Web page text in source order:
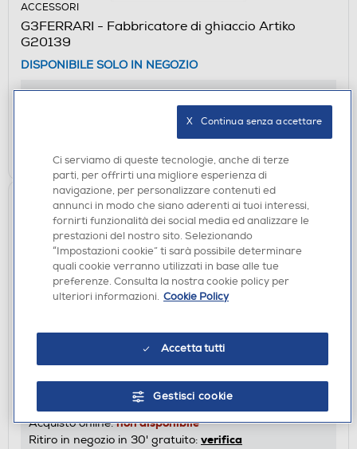
ACCESSORI
G3FERRARI - Fabbricatore di ghiaccio Artiko
G20139
DISPONIBILE SOLO IN NEGOZIO
non disponibile
ACCESSORI
G3FERRARI - Friggitrice ad aria G10167-Silver /
Black
DISPONIBILE SOLO IN NEGOZIO
Acquisto online:non disponibile
Ritiro in negozio in 30' gratuito: verifica
Ci serviamo di queste tecnologie, anche di terze
parti, per offrirti una migliore esperienza di
navigazione, per personalizzare contenuti ed
annunci in modo che siano aderenti ai tuoi interessi,
fornirti funzionalità dei social media ed analizzare le
prestazioni del nostro sito. Selezionando
“Impostazioni cookie” ti sarà possibile determinare
quali cookie verranno utilizzati in base alle tue
preferenze. Consulta la nostra cookie policy per
ulteriori informazioni. Cookie Policy
Accetta tutti
Gestisci cookie
X   Continua senza accettare